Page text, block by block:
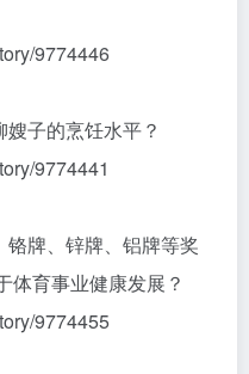
9774446
子的烹饪水平？
9774441
牌、锌牌、铝牌等奖
体育事业健康发展？
9774455